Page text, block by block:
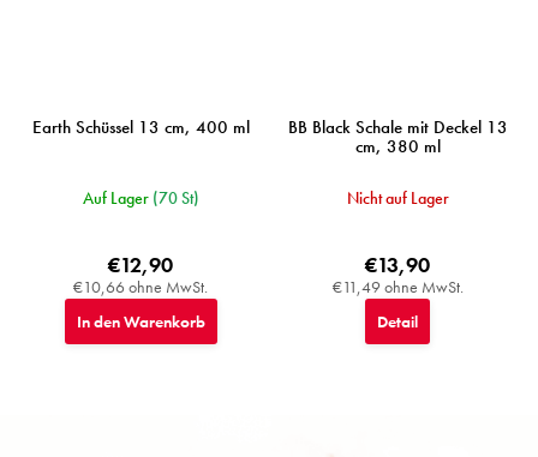
Earth Schüssel 13 cm, 400 ml
Auf Lager (70 St)
€10,66 ohne MwSt.
€12,90
In den Warenkorb
BB Black Schale mit Deckel 13
cm, 380 ml
Nicht auf Lager
€11,49 ohne MwSt.
€13,90
Detail